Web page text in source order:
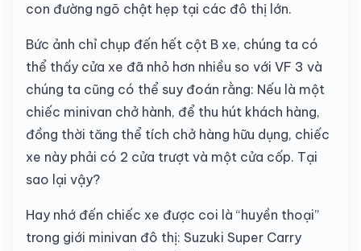
con đường ngõ chật hẹp tại các đô thị lớn.
Bức ảnh chỉ chụp đến hết cột B xe, chúng ta có
thể thấy cửa xe đã nhỏ hơn nhiều so với VF 3 và
chúng ta cũng có thể suy đoán rằng: Nếu là một
chiếc minivan chở hành, để thu hút khách hàng,
đồng thời tăng thể tích chở hàng hữu dụng, chiếc
xe này phải có 2 cửa trượt và một cửa cốp. Tại
sao lại vậy?
Hay nhớ đến chiếc xe được coi là “huyền thoại”
trong giới minivan đô thị: Suzuki Super Carry